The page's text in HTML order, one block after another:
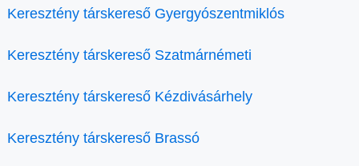
Keresztény társkereső Gyergyószentmiklós
Keresztény társkereső Szatmárnémeti
Keresztény társkereső Kézdivásárhely
Keresztény társkereső Brassó